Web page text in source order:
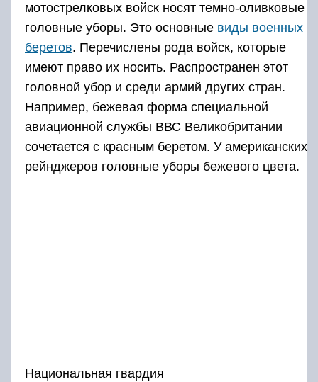
мотострелковых войск носят темно-оливковые
головные уборы. Это основные виды военных
беретов. Перечислены рода войск, которые
имеют право их носить. Распространен этот
головной убор и среди армий других стран.
Например, бежевая форма специальной
авиационной службы ВВС Великобритании
сочетается с красным беретом. У американских
рейнджеров головные уборы бежевого цвета.
Национальная гвардия